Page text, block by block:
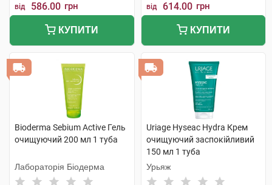
від 586.00 грн
КУПИТИ
від 614.00 грн
КУПИТИ
Bioderma Sebium Active Гель
очищуючий 200 мл 1 туба
Лабораторія Біодерма
Uriage Hyseac Hydra Крем
очищуючий заспокійливий
150 мл 1 туба
Урьяж